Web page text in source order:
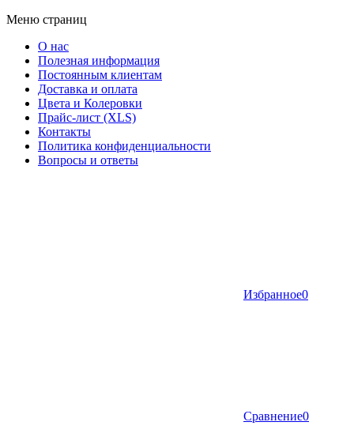
Меню страниц
О нас
Полезная информация
Постоянным клиентам
Доставка и оплата
Цвета и Колеровки
Прайс-лист (XLS)
Контакты
Политика конфиденциальности
Вопросы и ответы
Избранное0
Сравнение0